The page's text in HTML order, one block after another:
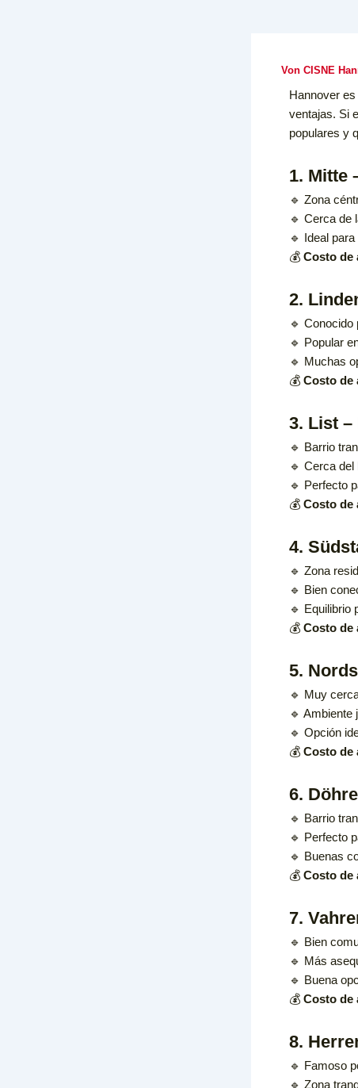
Von CISNE
Hannover
ventajas. Si
populares y
1. Mitte
🔹 Zona
🔹 Cerca de
🔹 Ideal
💰 Costo de
2.
🔹 Conocido
🔹 Popular
🔹 Muchas
💰 Costo de
3. List –
🔹 Barrio
🔹 Cerca del
🔹 Perfecto
💰 Costo de
4.
🔹 Zona
🔹 Bien
🔹 Equilibrio
💰 Costo de
5.
🔹 Muy
🔹
🔹 Opción
💰 Costo de
6.
🔹 Barrio
🔹 Perfecto
🔹 Buenas
💰 Costo de
7.
🔹 Bien
🔹 Más
🔹 Buena
💰 Costo de
8.
🔹 Famoso
🔹 Zona